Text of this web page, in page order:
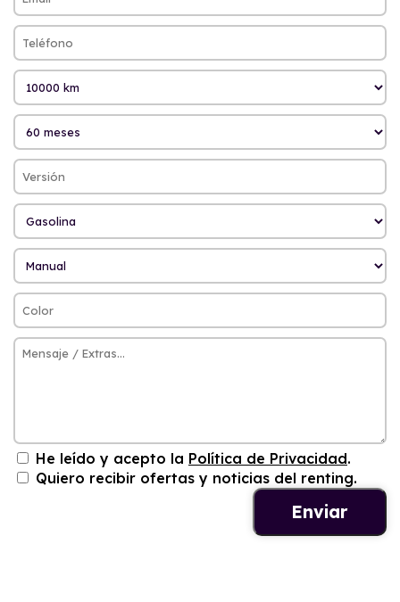
He leído y acepto la Política de Privacidad.
Quiero recibir ofertas y noticias del renting.